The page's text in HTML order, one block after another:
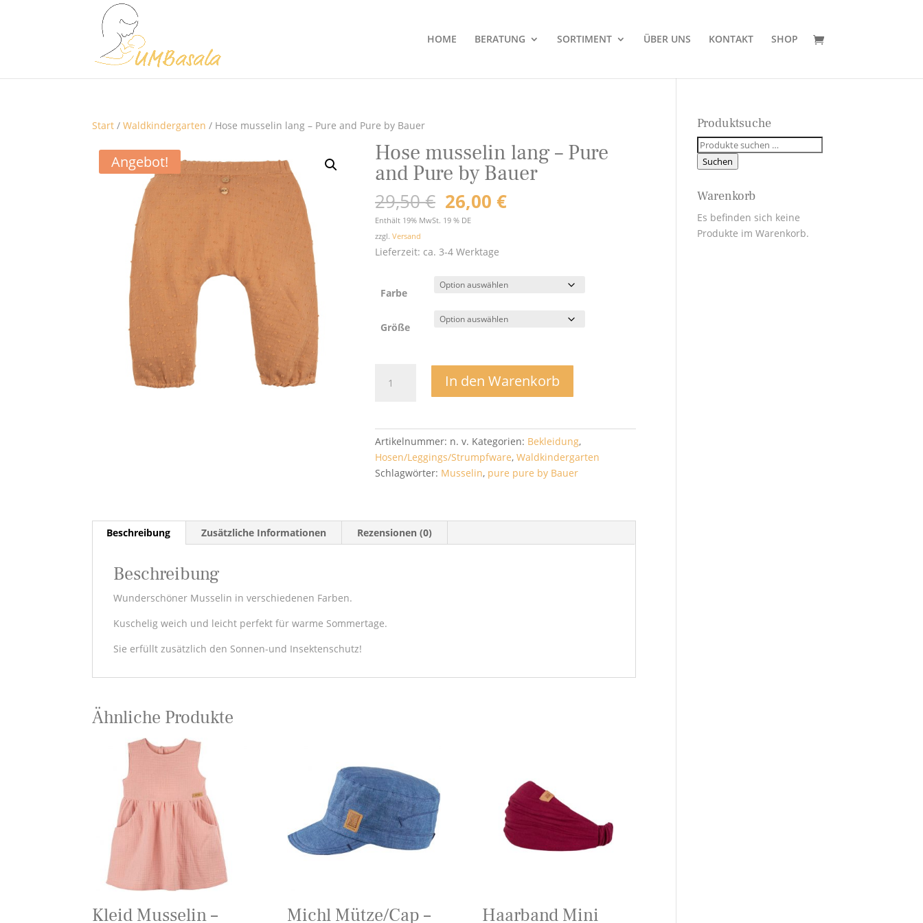
HOME BERATUNG SORTIMENT ÜBER UNS KONTAKT SHOP
Start /Waldkindergarten / Hose musselin lang – Pure and Pure by Bauer
Angebot! Hose musselin lang – Pure
and Pure by Bauer
29,50€ Ursprünglicher
Preis
29,50 €
26,00€Aktueller
Enthält 19% MwSt. 19 % DE
zzgl.Versand
Lieferzeit: ca. 3-4 Werktage
Farbe
Größe
musselin
Pure
Pure
In den Warenkorb
Artikelnummer: n. v. Kategorien: Bekleidung,
Hosen/Leggings/Strumpfware,Waldkindergarten
Schlagwörter: Musselin, pure pure by Bauer
Beschreibung Zusätzliche Informationen Rezensionen (0)
Beschreibung
Wunderschöner Musselin in verschiedenen Farben.
Kuschelig weich und leicht perfekt für warme Sommertage.
Sie erfüllt zusätzlich den Sonnen-und Insektenschutz!
Ähnliche Produkte
Kleid Musselin – Michl Mütze/Cap – Haarband Mini
Produktsuche
Suchen
nach:
Suchen
Warenkorb
Es befinden sich keine
Produkte im Warenkorb.